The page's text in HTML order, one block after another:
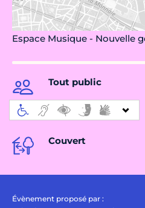
Espace Musique - Nouvelle
Tout public
Couvert
Évènement proposé par :